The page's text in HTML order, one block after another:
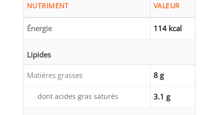
NUTRIMENT VALEUR
Énergie 114 kcal
Lipides
Matières grasses 8 g
dont acides gras saturés 3.1 g